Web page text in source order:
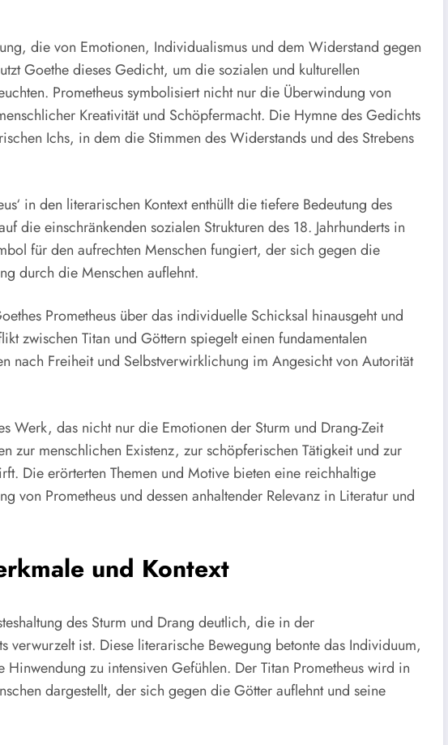
die von Emotionen, Individualismus und dem Widerstand gegen
Goethe dieses Gedicht, um die sozialen und kulturellen
Prometheus symbolisiert nicht nur die Überwindung von
Kreativität und Schöpfermacht. Die Hymne des Gedichts
Ichs, in dem die Stimmen des Widerstands und des Strebens
in den literarischen Kontext enthüllt die tiefere Bedeutung des
die einschränkenden sozialen Strukturen des 18. Jahrhunderts in
für den aufrechten Menschen fungiert, der sich gegen die
durch die Menschen auflehnt.
Prometheus über das individuelle Schicksal hinausgeht und
zwischen Titan und Göttern spiegelt einen fundamentalen
nach Freiheit und Selbstverwirklichung im Angesicht von Autorität
Werk, das nicht nur die Emotionen der Sturm und Drang-Zeit
zur menschlichen Existenz, zur schöpferischen Tätigkeit und zur
Die erörterten Themen und Motive bieten eine reichhaltige
von Prometheus und dessen anhaltender Relevanz in Literatur und
und Kontext
des Sturm und Drang deutlich, die in der
verwurzelt ist. Diese literarische Bewegung betonte das Individuum,
zu intensiven Gefühlen. Der Titan Prometheus wird in
dargestellt, der sich gegen die Götter auflehnt und seine